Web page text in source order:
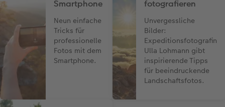
Smartphone
Neun einfache
Tricks für
professionelle
Fotos mit dem
Smartphone.
fotografieren
Unvergessliche
Bilder:
Expeditionsfotografin
Ulla Lohmann gibt
inspirierende Tipps
für beeindruckende
Landschaftsfotos.